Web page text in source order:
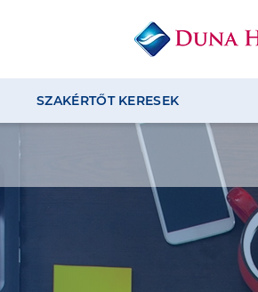
SZAKÉRTŐT KERESEK